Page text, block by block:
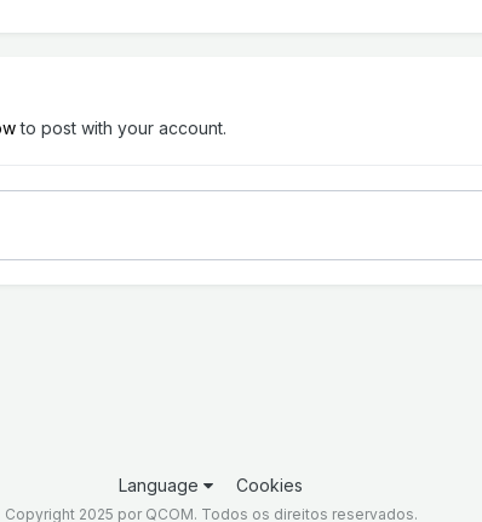
to post with your account.
Language Cookies
Copyright 2025 por QCOM. Todos os direitos reservados.